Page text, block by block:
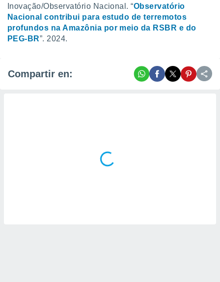
Inovação/Observatório Nacional. “Observatório
Nacional contribui para estudo de terremotos
profundos na Amazônia por meio da RSBR e do
PEG-BR”. 2024.
Compartir en: